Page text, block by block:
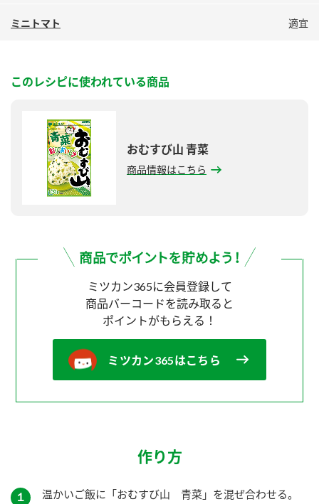
ミニトマト 適宜
このレシピに使われている商品
おむすび山 青菜
商品情報はこちら
ミツカン365に会員登録して
商品バーコードを読み取ると
ポイントがもらえる！
ミツカン365はこちら
作り方
１ 温かいご飯に「おむすび山 青菜」を混ぜ合わせる。